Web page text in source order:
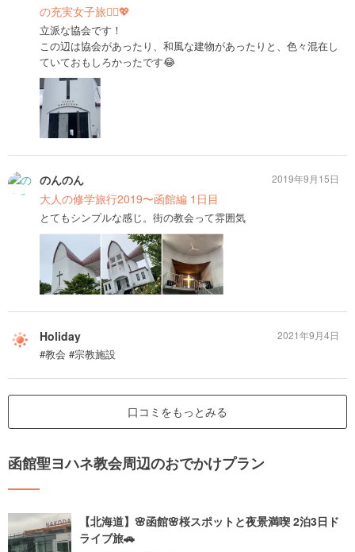
の充実女子旅👯‍♀️💖
立派な協会です！
この辺は協会があったり、和風な建物があったりと、色々混在し
ていておもしろかったです😂
のんのん
大人の修学旅行2019〜函館編 1日目
とてもシンプルな感じ。街の教会って雰囲気
2019年9月15日
Holiday
#教会 #宗教施設
2021年9月4日
口コミをもっとみる
函館聖ヨハネ教会周辺のおでかけプラン
【北海道】🌸函館🌸桜スポットと夜景満喫 2泊3日ド
ライブ旅🚗